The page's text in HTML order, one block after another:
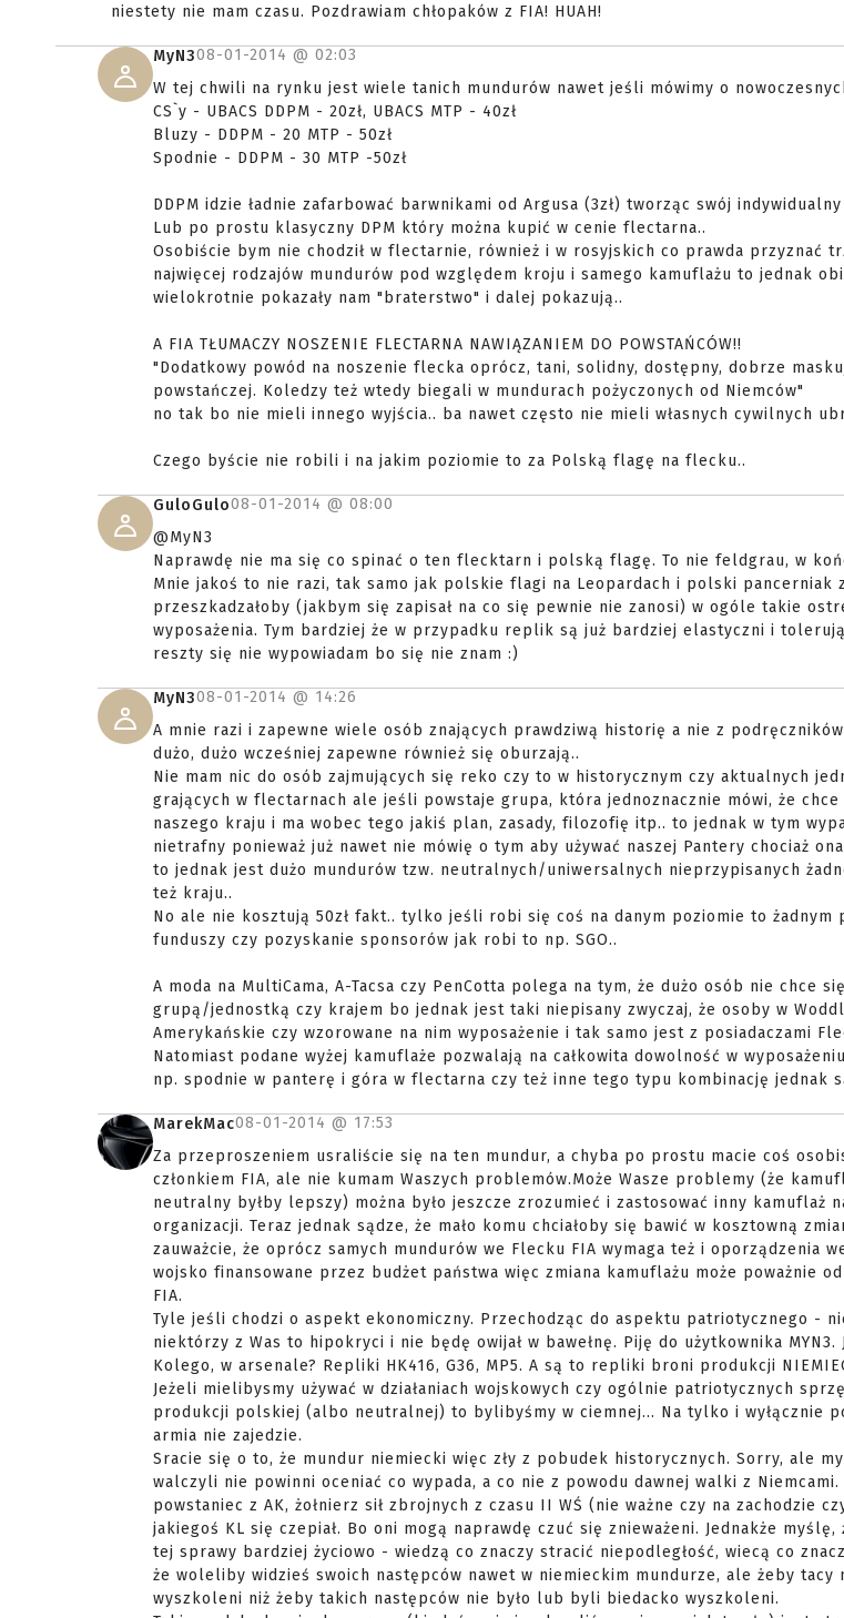
niestety nie mam czasu. Pozdrawiam chłopaków z FIA! HUAH!
MyN308-01-2014 @ 02:03
W tej chwili na rynku jest wiele tanich mundurów nawet jeśli mówimy o
CS`y - UBACS DDPM - 20zł, UBACS MTP - 40zł
Bluzy - DDPM - 20 MTP - 50zł
Spodnie - DDPM - 30 MTP -50zł
DDPM idzie ładnie zafarbować barwnikami od Argusa (3zł) tworząc swój
Lub po prostu klasyczny DPM który można kupić w cenie flectarna..
Osobiście bym nie chodził w flectarnie, również i w rosyjskich co prawda przyznać
najwięcej rodzajów mundurów pod względem kroju i samego kamuflażu to jednak
wielokrotnie pokazały nam "braterstwo" i dalej pokazują..
A FIA TŁUMACZY NOSZENIE FLECTARNA NAWIĄZANIEM DO POWSTAŃCÓW!!
"Dodatkowy powód na noszenie flecka oprócz, tani, solidny, dostępny, dobrze
powstańczej. Koledzy też wtedy biegali w mundurach pożyczonych od Niemców"
no tak bo nie mieli innego wyjścia.. ba nawet często nie mieli własnych cywilnych
Czego byście nie robili i na jakim poziomie to za Polską flagę na flecku..
GuloGulo08-01-2014 @ 08:00
@MyN3
Naprawdę nie ma się co spinać o ten flecktarn i polską flagę. To nie feldgrau, w
Mnie jakoś to nie razi, tak samo jak polskie flagi na Leopardach i polski pancerniak
przeszkadzałoby (jakbym się zapisał na co się pewnie nie zanosi) w ogóle takie
wyposażenia. Tym bardziej że w przypadku replik są już bardziej elastyczni i
reszty się nie wypowiadam bo się nie znam :)
MyN308-01-2014 @ 14:26
A mnie razi i zapewne wiele osób znających prawdziwą historię a nie z
dużo, dużo wcześniej zapewne również się oburzają..
Nie mam nic do osób zajmujących się reko czy to w historycznym czy aktualnych
grających w flectarnach ale jeśli powstaje grupa, która jednoznacznie mówi, że
naszego kraju i ma wobec tego jakiś plan, zasady, filozofię itp.. to jednak w tym
nietrafny ponieważ już nawet nie mówię o tym aby używać naszej Pantery chociaż
to jednak jest dużo mundurów tzw. neutralnych/uniwersalnych nieprzypisanych
też kraju..
No ale nie kosztują 50zł fakt.. tylko jeśli robi się coś na danym poziomie to
funduszy czy pozyskanie sponsorów jak robi to np. SGO..
A moda na MultiCama, A-Tacsa czy PenCotta polega na tym, że dużo osób nie chce
grupą/jednostką czy krajem bo jednak jest taki niepisany zwyczaj, że osoby w
Amerykańskie czy wzorowane na nim wyposażenie i tak samo jest z posiadaczami
Natomiast podane wyżej kamuflaże pozwalają na całkowita dowolność w
np. spodnie w panterę i góra w flectarna czy też inne tego typu kombinację jednak
MarekMac08-01-2014 @ 17:53
Za przeproszeniem usraliście się na ten mundur, a chyba po prostu macie coś
członkiem FIA, ale nie kumam Waszych problemów.Może Wasze problemy (że
neutralny byłby lepszy) można było jeszcze zrozumieć i zastosować inny kamuflaż
organizacji. Teraz jednak sądze, że mało komu chciałoby się bawić w kosztowną
zauważcie, że oprócz samych mundurów we Flecku FIA wymaga też i oporządzenia
wojsko finansowane przez budżet państwa więc zmiana kamuflażu może poważnie
FIA.
Tyle jeśli chodzi o aspekt ekonomiczny. Przechodząc do aspektu patriotycznego -
niektórzy z Was to hipokryci i nie będę owijał w bawełnę. Piję do użytkownika MYN3.
Kolego, w arsenale? Repliki HK416, G36, MP5. A są to repliki broni produkcji
Jeżeli mielibysmy używać w działaniach wojskowych czy ogólnie patriotycznych
produkcji polskiej (albo neutralnej) to bylibyśmy w ciemnej... Na tylko i wyłącznie
armia nie zajedzie.
Sracie się o to, że mundur niemiecki więc zły z pobudek historycznych. Sorry, ale
walczyli nie powinni oceniać co wypada, a co nie z powodu dawnej walki z Niemcami.
powstaniec z AK, żołnierz sił zbrojnych z czasu II WŚ (nie ważne czy na zachodzie
jakiegoś KL się czepiał. Bo oni mogą naprawdę czuć się znieważeni. Jednakże
tej sprawy bardziej życiowo - wiedzą co znaczy stracić niepodległość, wiecą co
że woleliby widzieś swoich następców nawet w niemieckim mundurze, ale żeby tacy
wyszkoleni niż żeby takich następców nie było lub byli biedacko wyszkoleni.